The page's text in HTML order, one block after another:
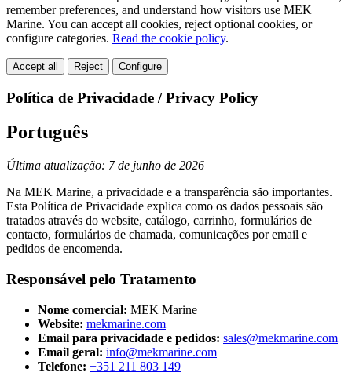
remember preferences, and understand how visitors use MEK
Marine. You can accept all cookies, reject optional cookies, or
configure categories. Read the cookie policy.
Accept all Reject Configure
Política de Privacidade / Privacy Policy
Português
Última atualização: 7 de junho de 2026
Na MEK Marine, a privacidade e a transparência são importantes.
Esta Política de Privacidade explica como os dados pessoais são
tratados através do website, catálogo, carrinho, formulários de
contacto, formulários de chamada, comunicações por email e
pedidos de encomenda.
Responsável pelo Tratamento
Nome comercial: MEK Marine
Website: mekmarine.com
Email para privacidade e pedidos: sales@mekmarine.com
Email geral: info@mekmarine.com
Telefone: +351 211 803 149